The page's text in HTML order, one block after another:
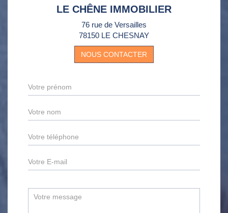
LE CHÊNE IMMOBILIER
76 rue de Versailles
78150 LE CHESNAY
NOUS CONTACTER